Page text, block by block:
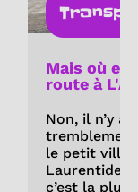
Mais où
route à
Non, il n’y a
le petit
Laurentides.
c’est la pluie!